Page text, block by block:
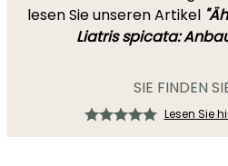
lesen Sie unseren Artikel
Liatris spicata:
SIE FINDEN
Lesen Sie